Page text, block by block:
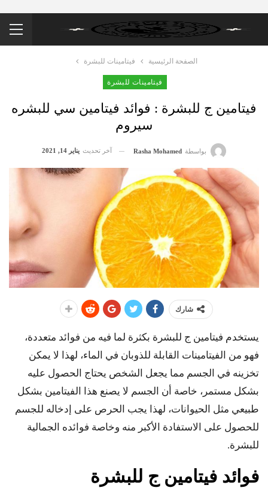
الصفحة الرئيسية فيتامينات للبشرة
فيتامينات للبشرة
فيتامين ج للبشرة : فوائد فيتامين سي للبشره
سيروم
بواسطة Rasha Mohamed آخر تحديث يناير 14, 2021
شارك
يستخدم فيتامين ج للبشرة بكثرة لما فيه من فوائد متعددة،
فهو من الفيتامينات القابلة للذوبان في الماء، لهذا لا يمكن
تخزينه في الجسم مما يجعل الشخص يحتاج الحصول عليه
بشكل مستمر، خاصة أن الجسم لا يصنع هذا الفيتامين بشكل
طبيعي مثل الحيوانات، لهذا يجب الحرص على إدخاله للجسم
للحصول على الاستفادة الأكبر منه وخاصة فوائده الجمالية
للبشرة.
فوائد فيتامين ج للبشرة